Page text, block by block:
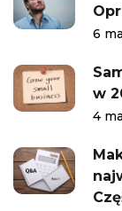
6
w
4